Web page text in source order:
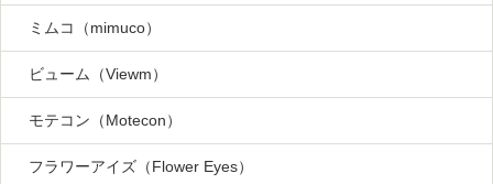
ミムコ（mimuco）
ビューム（Viewm）
モテコン（Motecon）
フラワーアイズ（Flower Eyes）